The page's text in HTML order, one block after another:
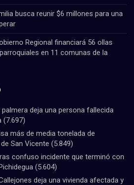
busca reunir $6 millones para una
Regional financiará 56 ollas
en 11 comunas de la
deja una persona fallecida
(7.697)
más de media tonelada de
San Vicente (5.849)
confuso incidente que terminó con
(5.604)
deja una vivienda afectada y